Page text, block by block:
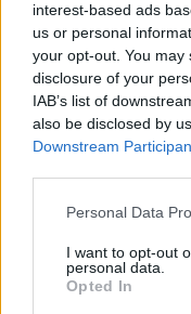
interest-based ads
us or personal
your opt-out. You
disclosure of your
IAB’s list of
also be disclosed by
Downstream
Personal Data
I want to opt-out
personal data.
Opted In
Hallo,Gilde
Liebe(r) Forum-
musst Du Dich bitte
registriere Dich neu.
nächsten Besuch in